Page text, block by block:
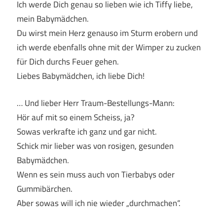
Ich werde Dich genau so lieben wie ich Tiffy liebe,
mein Babymädchen.
Du wirst mein Herz genauso im Sturm erobern und
ich werde ebenfalls ohne mit der Wimper zu zucken
für Dich durchs Feuer gehen.
Liebes Babymädchen, ich liebe Dich!
… Und lieber Herr Traum-Bestellungs-Mann:
Hör auf mit so einem Scheiss, ja?
Sowas verkrafte ich ganz und gar nicht.
Schick mir lieber was von rosigen, gesunden
Babymädchen.
Wenn es sein muss auch von Tierbabys oder
Gummibärchen.
Aber sowas will ich nie wieder „durchmachen“.